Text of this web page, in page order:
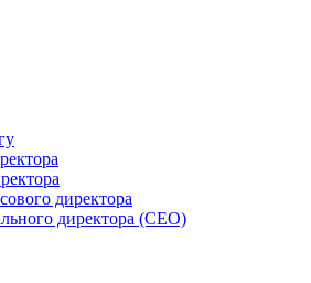
директора
директора (CEO)